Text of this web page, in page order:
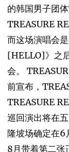
的韩国男子团
TREASURE
而这场演唱会
[HELLO]》之
会。
前宣布，
TREASURE
巡回演出将在
隆坡场确定在6
8月带着第二张